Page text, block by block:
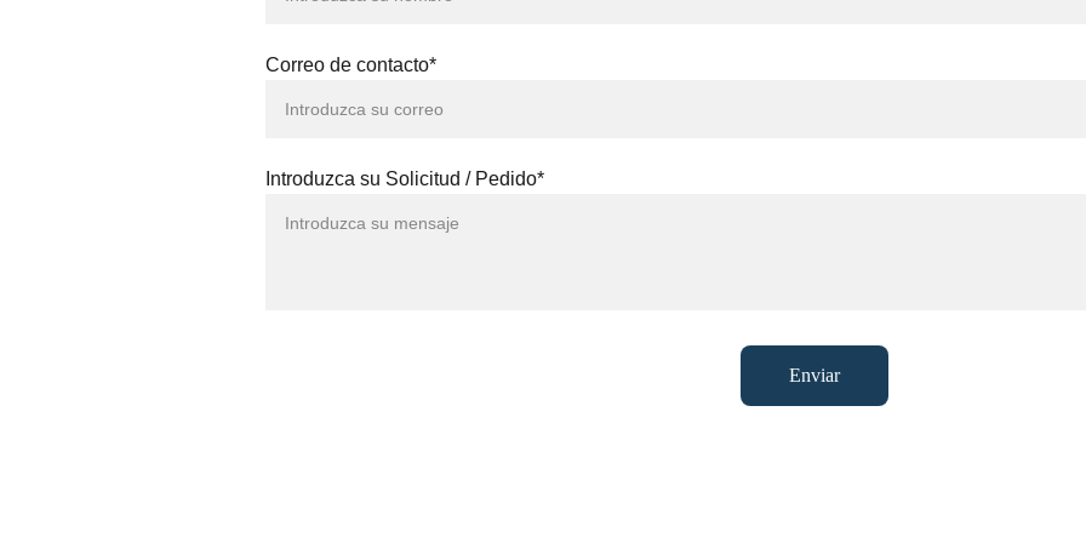
Correo de contacto*
Introduzca su Solicitud / Pedido*
Enviar